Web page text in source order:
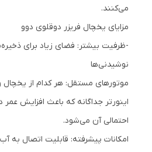
می‌کنند.
مزایای یخچال فریزر دوقلوی دوو
-ظرفیت بیشتر: فضای زیاد برای
نوشیدنی‌ها
موتورهای مستقل: هر کدام از یخچال و
اینورتر جداگانه که باعث افزایش
احتمالی آن می‌شود.
امکانات پیشرفته: قابلیت اتصال به